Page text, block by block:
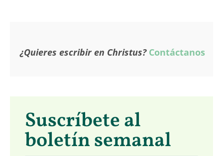
¿Quieres escribir en Christus? Contáctanos
Suscríbete al
boletín semanal